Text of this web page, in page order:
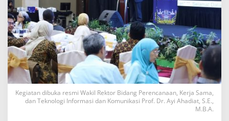
I
N
T
A
d
a
n
S
E
N
A
Kegiatan dibuka resmi Wakil Rektor Bidang Perencanaan, Kerja Sama,
dan Teknologi Informasi dan Komunikasi Prof. Dr. Ayi Ahadiat, S.E.,
M.B.A.